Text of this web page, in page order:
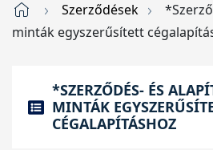
Szerződések
minták egyszerűsített
*SZERZŐDÉS- ÉS
MINTÁK
CÉGALAPÍTÁSHOZ